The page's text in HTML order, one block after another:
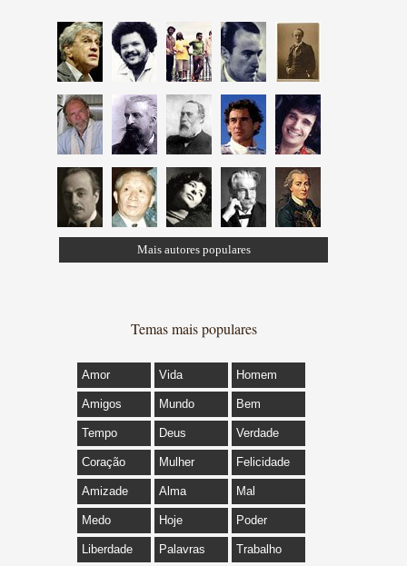
Mais autores populares
Temas mais populares
Amor Vida Homem
Amigos Mundo Bem
Tempo Deus Verdade
Coração Mulher Felicidade
Amizade Alma Mal
Medo Hoje Poder
Liberdade Palavras Trabalho